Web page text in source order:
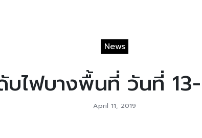
News
บไฟบางพื้นที่ วันที่
April 11, 2019